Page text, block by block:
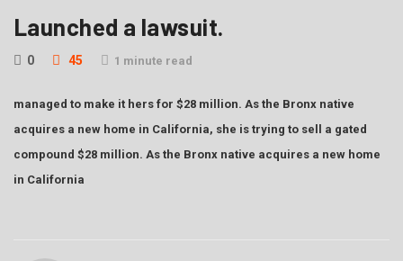
Launched a lawsuit.
0 45 1 minute read
managed to make it hers for $28 million. As the Bronx native
acquires a new home in California, she is trying to sell a gated
compound $28 million. As the Bronx native acquires a new home
in California